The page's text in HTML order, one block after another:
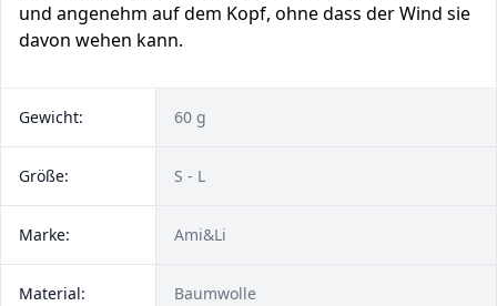
und angenehm auf dem Kopf, ohne dass der Wind sie
davon wehen kann.
Gewicht: 60 g
Größe: S - L
Marke: Ami&Li
Material: Baumwolle